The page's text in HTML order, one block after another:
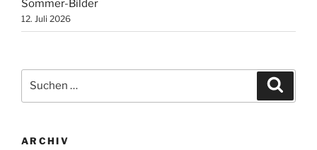
Sommer-Bilder
12. Juli 2026
nach:
ARCHIV